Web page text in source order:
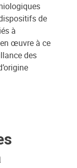
de
à
œuvre à ce
des